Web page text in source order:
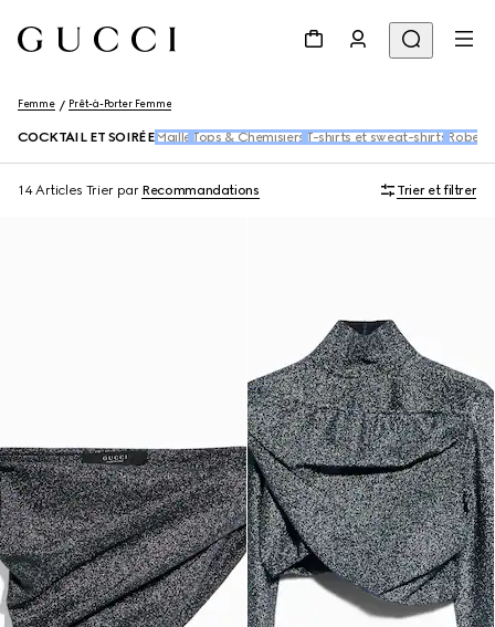
Femme Prêt-à-Porter Femme
COCKTAIL ET SOIRÉE Maille Tops & Chemisiers T-shirts et sweat-shirts Robes
14 Articles Trier par Recommandations Trier et filtrer